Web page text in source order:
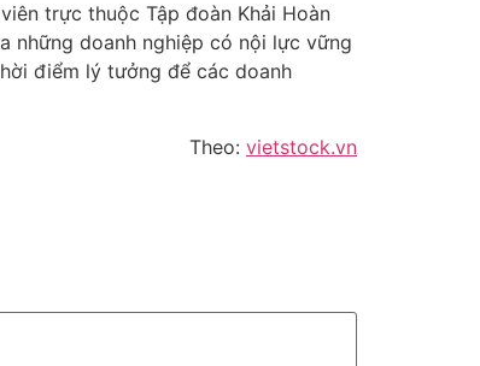
trực thuộc Tập đoàn Khải Hoàn
những doanh nghiệp có nội lực vững
điểm lý tưởng để các doanh
Theo: vietstock.vn